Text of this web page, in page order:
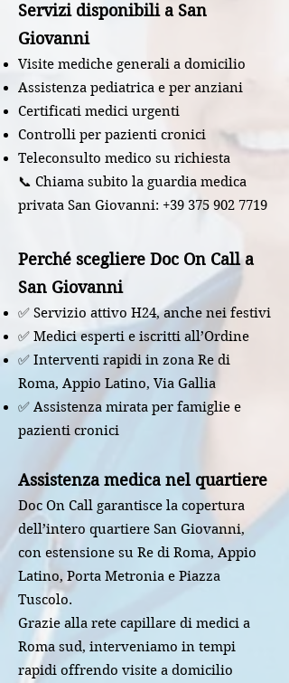
Servizi disponibili a San
Giovanni
Visite mediche generali a domicilio
Assistenza pediatrica e per anziani
Certificati medici urgenti
Controlli per pazienti cronici
Teleconsulto medico su richiesta
📞 Chiama subito la guardia medica
privata San Giovanni: +39 375 902 7719
Perché scegliere Doc On Call a
San Giovanni
✅ Servizio attivo H24, anche nei festivi
✅ Medici esperti e iscritti all’Ordine
✅ Interventi rapidi in zona Re di
Roma, Appio Latino, Via Gallia
✅ Assistenza mirata per famiglie e
pazienti cronici
Assistenza medica nel quartiere
Doc On Call garantisce la copertura
dell’intero quartiere San Giovanni,
con estensione su Re di Roma, Appio
Latino, Porta Metronia e Piazza
Tuscolo.
Grazie alla rete capillare di medici a
Roma sud, interveniamo in tempi
rapidi offrendo visite a domicilio